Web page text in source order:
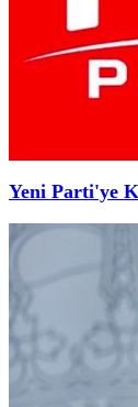
Yeni Parti'ye